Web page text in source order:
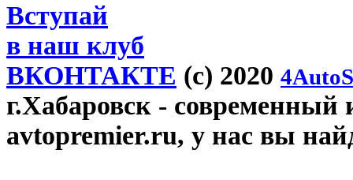
Вступай
в наш клуб
ВКОНТАКТЕ (c) 2020
г.Хабаровск - современный
avtopremier.ru, у нас вы